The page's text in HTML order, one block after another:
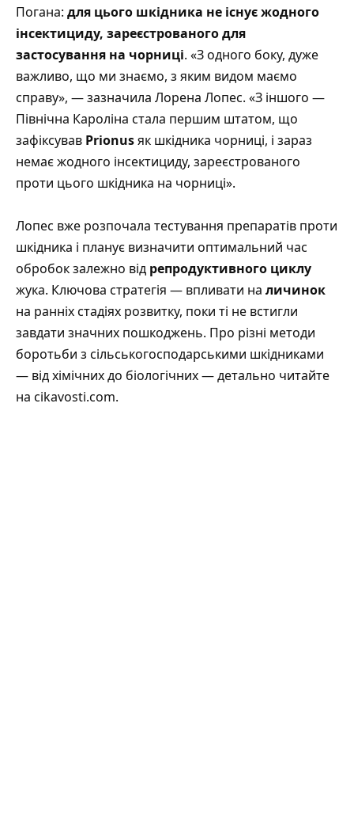
Погана: для цього шкідника не існує жодного
інсектициду, зареєстрованого для
застосування на чорниці. «З одного боку, дуже
важливо, що ми знаємо, з яким видом маємо
справу», — зазначила Лорена Лопес. «З іншого —
Північна Кароліна стала першим штатом, що
зафіксував Prionusяк шкідника чорниці, і зараз
немає жодного інсектициду, зареєстрованого
проти цього шкідника на чорниці».
Лопес вже розпочала тестування препаратів проти
шкідника і планує визначити оптимальний час
обробок залежно від репродуктивного циклу
жука. Ключова стратегія — впливати на личинок
на ранніх стадіях розвитку, поки ті не встигли
завдати значних пошкоджень. Про різні методи
боротьби з сільськогосподарськими шкідниками
— від хімічних до біологічних — детально читайте
на cikavosti.com.